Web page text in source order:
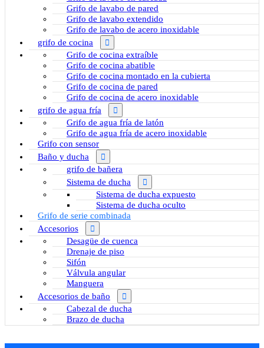
Grifo de lavabo de pared
Grifo de lavabo extendido
Grifo de lavabo de acero inoxidable
grifo de cocina
Grifo de cocina extraíble
Grifo de cocina abatible
Grifo de cocina montado en la cubierta
Grifo de cocina de pared
Grifo de cocina de acero inoxidable
grifo de agua fría
Grifo de agua fría de latón
Grifo de agua fría de acero inoxidable
Grifo con sensor
Baño y ducha
grifo de bañera
Sistema de ducha
Sistema de ducha expuesto
Sistema de ducha oculto
Grifo de serie combinada
Accesorios
Desagüe de cuenca
Drenaje de piso
Sifón
Válvula angular
Manguera
Accesorios de baño
Cabezal de ducha
Brazo de ducha